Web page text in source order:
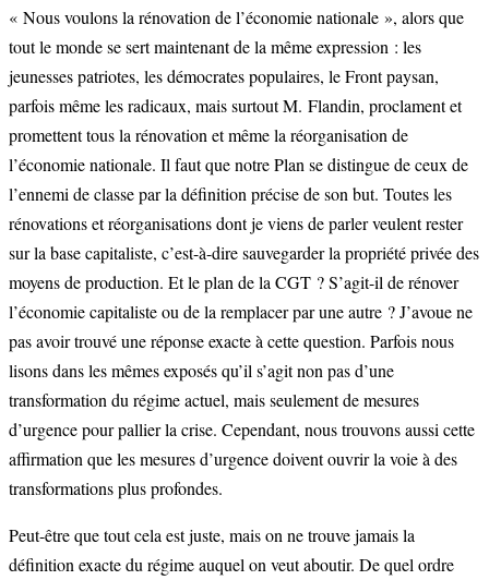
« Nous voulons la rénovation de l’économie nationale », alors que
tout le monde se sert maintenant de la même expression : les
jeunesses patriotes, les démocrates populaires, le Front paysan,
parfois même les radicaux, mais surtout M. Flandin, proclament et
promettent tous la rénovation et même la réorganisation de
l’économie nationale. Il faut que notre Plan se distingue de ceux de
l’ennemi de classe par la définition précise de son but. Toutes les
rénovations et réorganisations dont je viens de parler veulent rester
sur la base capitaliste, c’est-à-dire sauvegarder la propriété privée des
moyens de production. Et le plan de la CGT ? S’agit-il de rénover
l’économie capitaliste ou de la remplacer par une autre ? J’avoue ne
pas avoir trouvé une réponse exacte à cette question. Parfois nous
lisons dans les mêmes exposés qu’il s’agit non pas d’une
transformation du régime actuel, mais seulement de mesures
d’urgence pour pallier la crise. Cependant, nous trouvons aussi cette
affirmation que les mesures d’urgence doivent ouvrir la voie à des
transformations plus profondes.
Peut-être que tout cela est juste, mais on ne trouve jamais la
définition exacte du régime auquel on veut aboutir. De quel ordre